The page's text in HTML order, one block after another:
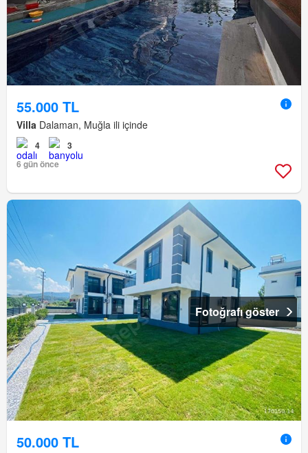
55.000 TL
Villa Dalaman, Muğla ili içinde
4
3
6 gün önce
Fotoğrafı göster
50.000 TL